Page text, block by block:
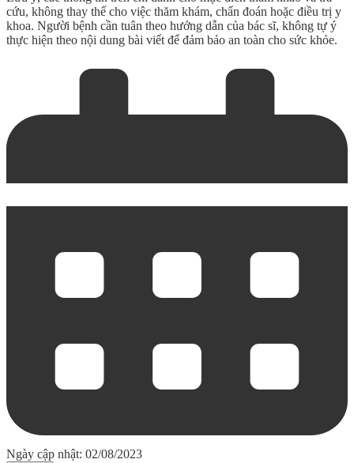
cứu, không thay thế cho việc thăm khám, chẩn đoán hoặc điều trị y
khoa. Người bệnh cần tuân theo hướng dẫn của bác sĩ, không tự ý
thực hiện theo nội dung bài viết để đảm bảo an toàn cho sức khỏe.
Ngày cập nhật: 02/08/2023